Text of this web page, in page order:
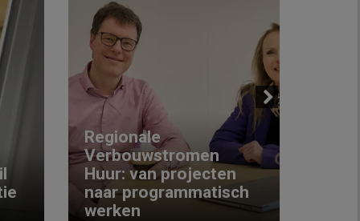
Regionale
Verbouwstromen
Huur: van projecten
naar programmatisch
werken
Next